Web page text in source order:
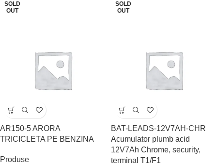
SOLD
OUT
AR150-5 ARORA
TRICICLETA PE BENZINA
Produse
SOLD
OUT
BAT-LEADS-12V7AH-CHR
Acumulator plumb acid
12V7Ah Chrome, security,
terminal T1/F1